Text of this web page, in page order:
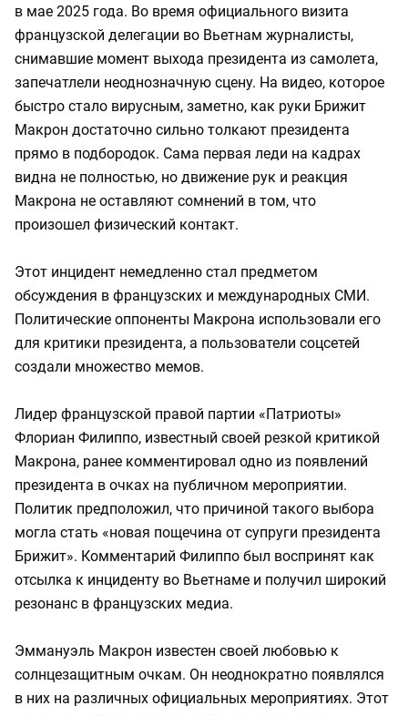
в мае 2025 года. Во время официального визита
французской делегации во Вьетнам журналисты,
снимавшие момент выхода президента из самолета,
запечатлели неоднозначную сцену. На видео, которое
быстро стало вирусным, заметно, как руки Брижит
Макрон достаточно сильно толкают президента
прямо в подбородок. Сама первая леди на кадрах
видна не полностью, но движение рук и реакция
Макрона не оставляют сомнений в том, что
произошел физический контакт.
Этот инцидент немедленно стал предметом
обсуждения в французских и международных СМИ.
Политические оппоненты Макрона использовали его
для критики президента, а пользователи соцсетей
создали множество мемов.
Лидер французской правой партии «Патриоты»
Флориан Филиппо, известный своей резкой критикой
Макрона, ранее комментировал одно из появлений
президента в очках на публичном мероприятии.
Политик предположил, что причиной такого выбора
могла стать «новая пощечина от супруги президента
Брижит». Комментарий Филиппо был воспринят как
отсылка к инциденту во Вьетнаме и получил широкий
резонанс в французских медиа.
Эммануэль Макрон известен своей любовью к
солнцезащитным очкам. Он неоднократно появлялся
в них на различных официальных мероприятиях. Этот